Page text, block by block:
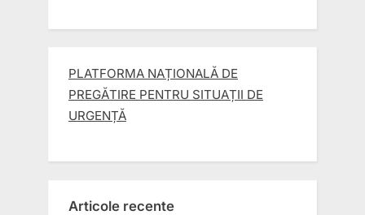
PLATFORMA NAȚIONALĂ DE
PREGĂTIRE PENTRU SITUAȚII DE
URGENȚĂ
Articole recente